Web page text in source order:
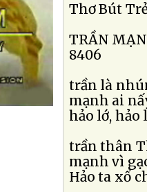
Thơ Bút
TRẦN
8406
trần là
mạnh ai
hảo lớ, hảo
trần thân
mạnh vì
Hảo ta xổ